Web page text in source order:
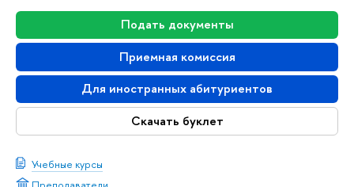
Подать документы
Приемная комиссия
Для иностранных абитуриентов
Скачать буклет
Учебные курсы